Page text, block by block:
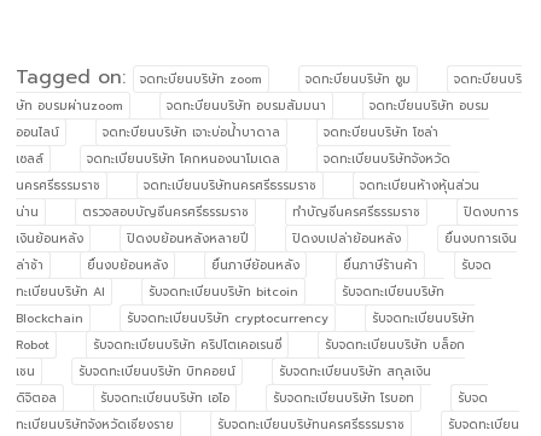
Tagged on: จดทะบียนบริษัท zoom จดทะบียนบริษัท ซูม
จดทะบียนบริ
ษัท อบรมผ่านzoom
จดทะบียนบริษัท อบรมสัมมนา
จดทะบียนบริษัท อบรม
ออนไลน์
จดทะบียนบริษัท เจาะบ่อน้ำบาดาล
จดทะบียนบริษัท โซล่า
เซลล์
จดทะเบียนบริษัท โคกหนองนาโมเดล
จดทะเบียนบริษัทจังหวัด
นครศรีธรรมราช
จดทะเบียนบริษัทนครศรีธรรมราช
จดทะเบียนห้างหุ้นส่วน
น่าน
ตรวจสอบบัญชีนครศรีธรรมราช ทำบัญชีนครศรีธรรมราช
ปิดงบการ
เงินย้อนหลัง
ปิดงบย้อนหลังหลายปี ปิดงบเปล่าย้อนหลัง
ยื่นงบการเงิน
ล่าช้า
ยื่นงบย้อนหลัง ยื่นภาษีย้อนหลัง ยื่นภาษีร้านค้า
รับจด
ทะเบียนบริษัท AI
รับจดทะเบียนบริษัท bitcoin
รับจดทะเบียนบริษัท
Blockchain
รับจดทะเบียนบริษัท cryptocurrency
รับจดทะเบียนบริษัท
Robot
รับจดทะเบียนบริษัท คริปโตเคอเรนซี่
รับจดทะเบียนบริษัท บล็อก
เชน
รับจดทะเบียนบริษัท บิทคอยน์
รับจดทะเบียนบริษัท สกุลเงิน
ดิจิตอล
รับจดทะเบียนบริษัท เอไอ รับจดทะเบียนบริษัท โรบอท
รับจด
ทะเบียนบริษัทจังหวัดเชียงราย
รับจดทะเบียนบริษัทนครศรีธรรมราช
รับจดทะเบียน